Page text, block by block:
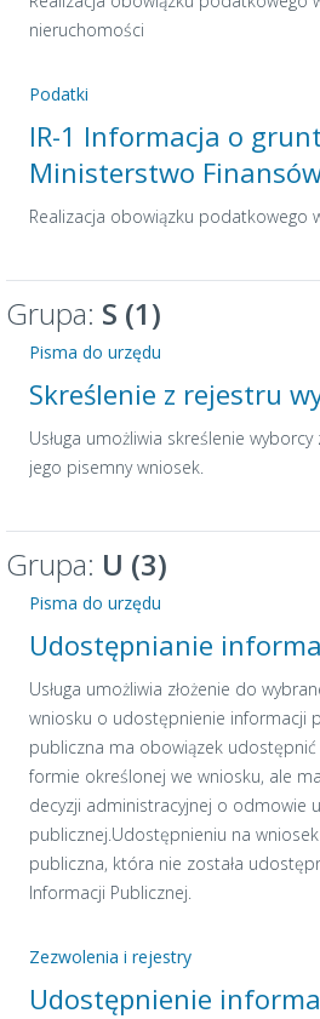
nieruchomości
Podatki
IR-1 Informacja o
Ministerstwo
Realizacja obowiązku podatkowego
Grupa: S (1)
Pisma do urzędu
Skreślenie z rejestru
Usługa umożliwia skreślenie
jego pisemny wniosek.
Grupa: U (3)
Pisma do urzędu
Udostępnianie
Usługa umożliwia złożenie do
wniosku o udostępnienie informacji
publiczna ma obowiązek
formie określonej we wniosku, ale
decyzji administracyjnej o odmowie
publicznej.Udostępnieniu na
publiczna, która nie została
Informacji Publicznej.
Zezwolenia i rejestry
Udostępnienie